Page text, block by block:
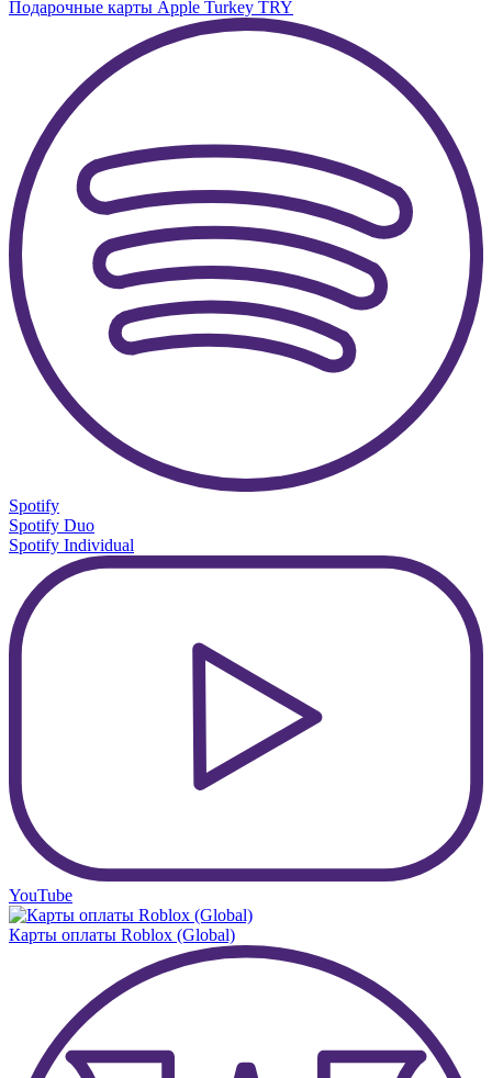
Подарочные карты Apple Turkey TRY
Spotify
Spotify Duo
Spotify Individual
YouTube
Карты оплаты Roblox (Global)